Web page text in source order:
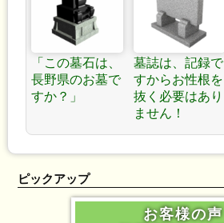
「この墓石は、
長野県のお墓で
すか？」
墓誌は、記録で
すからお性根を
抜く必要はあり
ません！
ピックアップ
お客様の声